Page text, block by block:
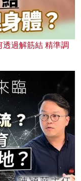
過解筋結 精準調